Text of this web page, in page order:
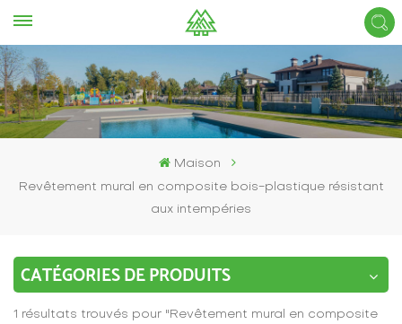
Maison
Revêtement mural en composite bois-plastique résistant
aux intempéries
CATÉGORIES DE PRODUITS
1 résultats trouvés pour "Revêtement mural en composite